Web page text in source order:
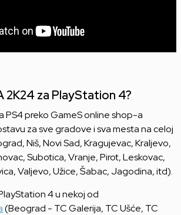
2K24 za PlayStation 4?
PS4 preko GameS online shop-a
za sve gradove i sva mesta na celoj
Niš, Novi Sad, Kragujevac, Kraljevo,
Subotica, Vranje, Pirot, Leskovac,
Valjevo, Užice, Šabac, Jagodina, itd).
4 u nekoj od
(Beograd - TC Galerija, TC Ušće, TC